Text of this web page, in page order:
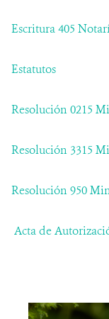
Escritura 405
Estatutos
Resolución 0215
Resolución 3315
Resolución 950
Acta de